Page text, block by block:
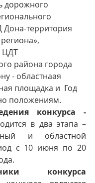
дорожного
территория
ЦДТ
района города
- областнаая
площадка и  Год
положениям.
в два этапа –
и областной
с 10 июня по 20
конкурса